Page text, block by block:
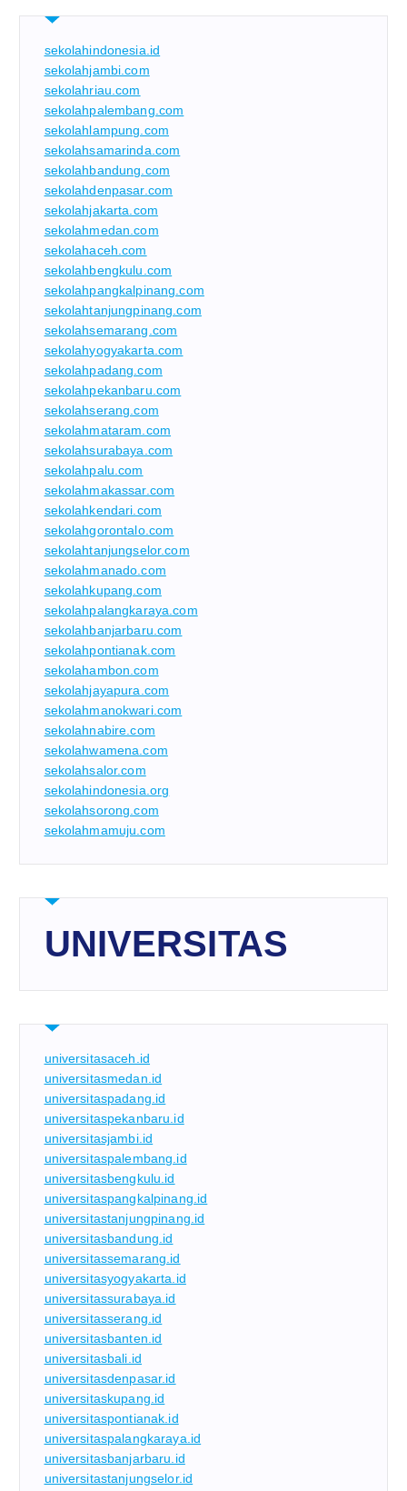
sekolahindonesia.id
sekolahjambi.com
sekolahriau.com
sekolahpalembang.com
sekolahlampung.com
sekolahsamarinda.com
sekolahbandung.com
sekolahdenpasar.com
sekolahjakarta.com
sekolahmedan.com
sekolahaceh.com
sekolahbengkulu.com
sekolahpangkalpinang.com
sekolahtanjungpinang.com
sekolahsemarang.com
sekolahyogyakarta.com
sekolahpadang.com
sekolahpekanbaru.com
sekolahserang.com
sekolahmataram.com
sekolahsurabaya.com
sekolahpalu.com
sekolahmakassar.com
sekolahkendari.com
sekolahgorontalo.com
sekolahtanjungselor.com
sekolahmanado.com
sekolahkupang.com
sekolahpalangkaraya.com
sekolahbanjarbaru.com
sekolahpontianak.com
sekolahambon.com
sekolahjayapura.com
sekolahmanokwari.com
sekolahnabire.com
sekolahwamena.com
sekolahsalor.com
sekolahindonesia.org
sekolahsorong.com
sekolahmamuju.com
UNIVERSITAS
universitasaceh.id
universitasmedan.id
universitaspadang.id
universitaspekanbaru.id
universitasjambi.id
universitaspalembang.id
universitasbengkulu.id
universitaspangkalpinang.id
universitastanjungpinang.id
universitasbandung.id
universitassemarang.id
universitasyogyakarta.id
universitassurabaya.id
universitasserang.id
universitasbanten.id
universitasbali.id
universitasdenpasar.id
universitaskupang.id
universitaspontianak.id
universitaspalangkaraya.id
universitasbanjarbaru.id
universitastanjungselor.id